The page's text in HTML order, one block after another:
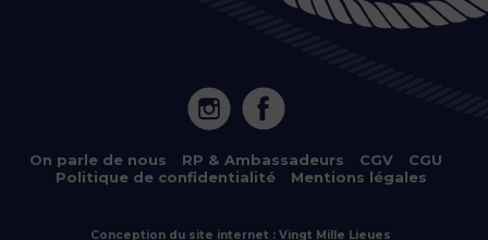
On parle de nous RP & Ambassadeurs CGV
CGU
Politique de confidentialité Mentions légales
Conception du site internet : Vingt Mille Lieues